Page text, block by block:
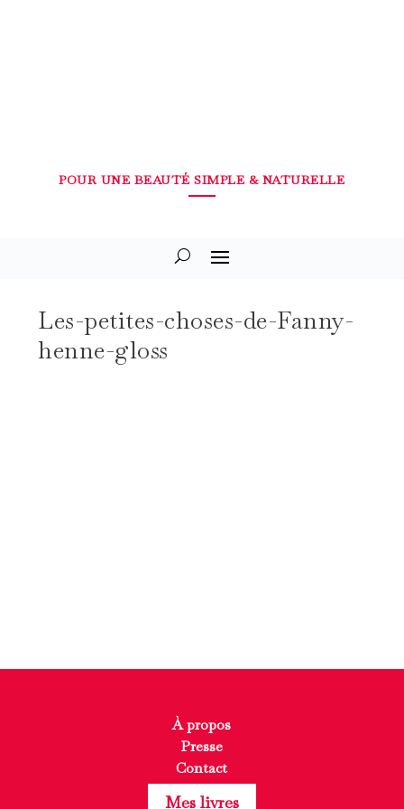
POUR UNE BEAUTÉ SIMPLE & NATURELLE
Les-petites-choses-de-Fanny-
henne-gloss
À propos
Presse
Contact
Mes livres